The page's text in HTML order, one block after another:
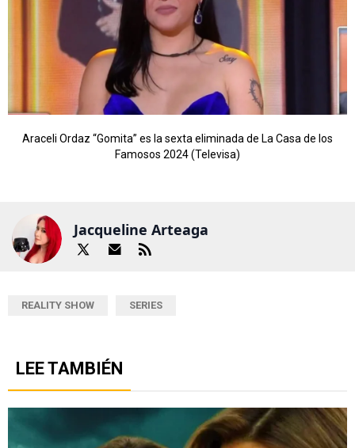
Araceli Ordaz “Gomita” es la sexta eliminada de La Casa de los
Famosos 2024 (Televisa)
Jacqueline Arteaga
REALITY SHOW SERIES
LEE TAMBIÉN